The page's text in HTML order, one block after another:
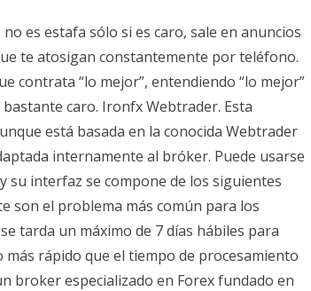
es estafa sólo si es caro, sale en anuncios
te atosigan constantemente por teléfono.
contrata “lo mejor”, entendiendo “lo mejor”
caro. Ironfx Webtrader. Esta
está basada en la conocida Webtrader
internamente al bróker. Puede usarse
su interfaz se compone de los siguientes
son el problema más común para los
tarda un máximo de 7 días hábiles para
rápido que el tiempo de procesamiento
broker especializado en Forex fundado en